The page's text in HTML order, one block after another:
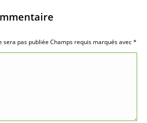
sera pas publiée Champs requis marqués avec*